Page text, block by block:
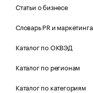
Статьи о бизнесе
Словарь PR и маркетинга
Каталог по ОКВЭД
Каталог по регионам
Каталог по категориям